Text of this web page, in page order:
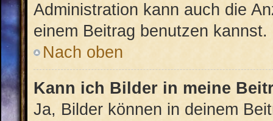
Administration kann auch die
einem Beitrag benutzen kannst.
Nach oben
Kann ich Bilder in meine
Ja, Bilder können in deinem